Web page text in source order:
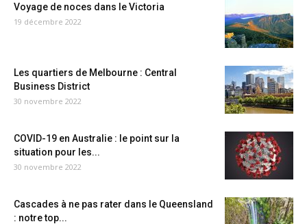
Voyage de noces dans le Victoria
19 décembre 2022
Les quartiers de Melbourne : Central
Business District
30 novembre 2022
COVID-19 en Australie : le point sur la
situation pour les...
30 novembre 2022
Cascades à ne pas rater dans le Queensland
: notre top...